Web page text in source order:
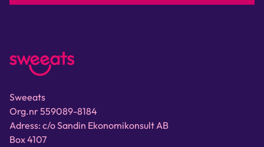
Sweeats
Org.nr 559089-8184
Adress: c/o Sandin Ekonomikonsult AB
Box 4107